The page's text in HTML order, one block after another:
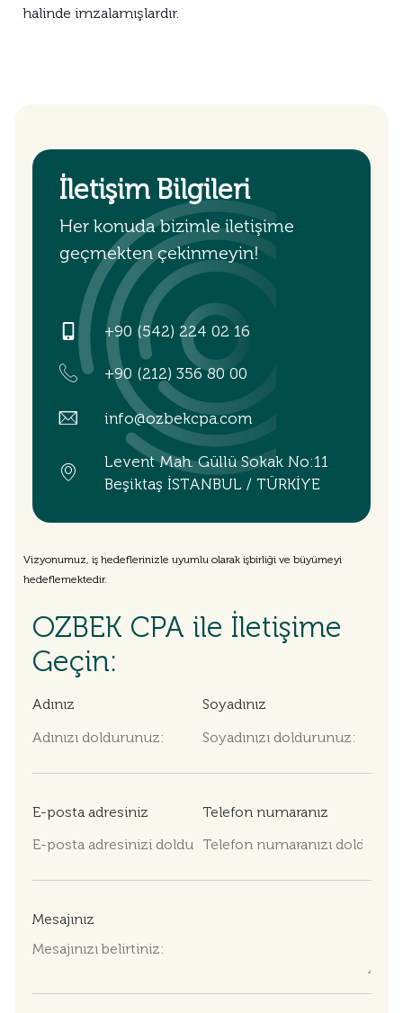
halinde imzalamışlardır.
İletişim Bilgileri
Her konuda bizimle iletişime
geçmekten çekinmeyin!
+90 (542) 224 02 16
+90 (212) 356 80 00
info@ozbekcpa.com
Levent Mah. Güllü Sokak No:11
Beşiktaş İSTANBUL / TÜRKİYE
Vizyonumuz, iş hedeflerinizle uyumlu olarak işbirliği ve büyümeyi
hedeflemektedir.
OZBEK CPA ile İletişime
Geçin:
Adınız Soyadınız
E-posta adresiniz Telefon numaranız
Mesajınız